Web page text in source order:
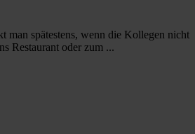
man spätestens, wenn die Kollegen nicht
Restaurant oder zum ...